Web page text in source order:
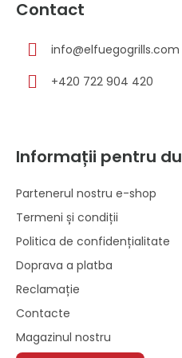
Contact
info@elfuegogrills.com
+420 722 904 420
Informații pentru
Partenerul nostru e-shop
Termeni și condiții
Politica de confidențialitate
Doprava a platba
Reclamație
Contacte
Magazinul nostru